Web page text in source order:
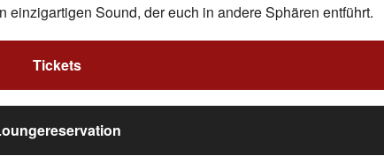
einzigartigen Sound, der euch in andere Sphären entführt.
Tickets